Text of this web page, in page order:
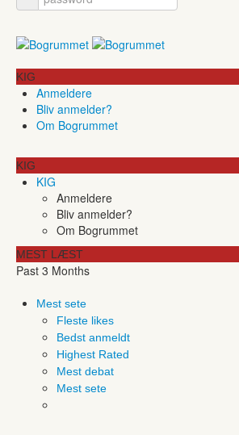
KIG
Anmeldere
Bliv anmelder?
Om Bogrummet
KIG
KIG
Anmeldere
Bliv anmelder?
Om Bogrummet
MEST LÆST
Past 3 Months
Mest sete
Fleste likes
Bedst anmeldt
Highest Rated
Mest debat
Mest sete